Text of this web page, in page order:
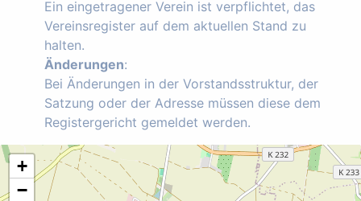
Ein eingetragener Verein ist verpflichtet, das
Vereinsregister auf dem aktuellen Stand zu
halten.
Änderungen:
Bei Änderungen in der Vorstandsstruktur, der
Satzung oder der Adresse müssen diese dem
Registergericht gemeldet werden.
+
−